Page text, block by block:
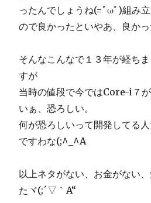
ったんでしょうね(=ﾟωﾟ)組み
ので良かったといやあ、良かっ
そんなこんなで１３年が経ち
すが
当時の値段で今ではCore-i７
いぁ、恐ろしい。
何が恐ろしいって開発してる
ですわな(;^_^A
以上ネタがない、お金がない
たヾ(;´▽｀A“